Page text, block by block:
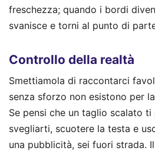
freschezza; quando i bordi
svanisce e torni al punto di
Controllo della realtà
Smettiamola di raccontarci
senza sforzo non esistono per
Se pensi che un taglio scalato
svegliarti, scuotere la testa e
una pubblicità, sei fuori strada.